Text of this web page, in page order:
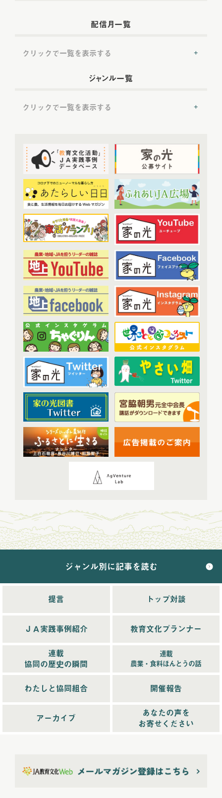
配信月一覧
クリックで一覧を表示する
2022年7月配信 (8)
2022年10月配信 (7)
2022年11月配信(6)
2023年配信(72)
2023年1月配信(6)
2023年2月配信(7)
2023年3月配信(6)
2023年4月配信(6)
2023年5月配信
(6)
2023年6月配信(5)
2023年7月配信(6)
2023年8月配信 (6)
2023年10月配信(6)
2023年11月配信(6)
2023年12月配信(6)
2024年配信(70)
2024年1月配信
2024年2月配信(7)
2024年4月配信(6)
2024年5月配信(6)
2024年10月配信
(6)
2024年11月配信(5)
2024年12月配信 (5)
(68)
2025年11月配信(6)
2025年12月配信
2025年1月配信(6)
2025年3月配信(4)
2025年5月配信(6)
2025年10月配信
2026年2月配信
(6)
ジャンル一覧
クリックで一覧を表示する
トップ対談(50)
ＪＡ実践事例紹介 (37)
教育文化プランナー (19)
協同の歴史の瞬間(52)
農業・食料ほんとうの話(52)
わたしと協同組合(3)
開催報告(38)
あなたの声をお寄せください (1)
その他(1)
アーカイブ(7)
現代に語り継ぐ賀川豊彦とハル (6)
トップ対談アーカイブ(1)
ジャンル別に記事を読む
提言 トップ対談
ＪＡ実践事例紹介 教育文化プランナー
連載
協同の歴史の瞬間
連載
農業・食料ほんとうの話
わたしと協同組合 開催報告
アーカイブ
あなたの声を
お寄せください